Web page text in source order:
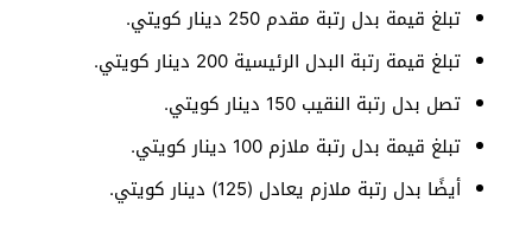
تبلغ قيمة بدل رتبة مقدم 250 دينار كويتي.
تبلغ قيمة رتبة البدل الرئيسية 200 دينار كويتي.
تصل بدل رتبة النقيب 150 دينار كويتي.
تبلغ قيمة بدل رتبة ملازم 100 دينار كويتي.
أيضًا بدل رتبة ملازم يعادل (125) دينار كويتي.